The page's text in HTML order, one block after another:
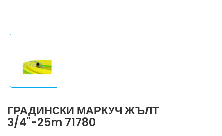
ГРАДИНСКИ МАРКУЧ ЖЪЛТ
3/4"-25m 71780